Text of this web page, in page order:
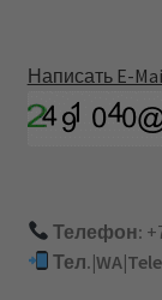
Написать E-
Телефон: